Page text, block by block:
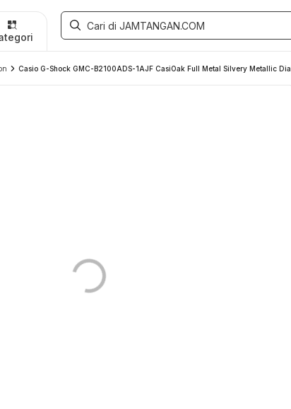
Casio G-Shock GMC-B2100ADS-1AJF CasiOak Full Metal Silvery Metallic